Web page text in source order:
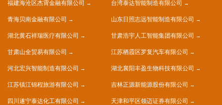
福建海沧区杰霄金融有限公司 台湾泰达智能制造有限公司
青海贝南金融有限公司 山东日照志远智能制造有限公司
湖北黄石祥瑞医疗有限公司 甘肃浩宇人工智能集团有限公司
甘肃山全贸易有限公司 江苏栖霞区罗复汽车有限公司
河北宏兴智能制造有限公司 湖北襄阳丰盈生物科技有限公司
江苏镇江锦程旅游有限公司 吉林正源新能源股份有限公司
四川遂宁泰达化工有限公司 天津和平区领迈证券有限公司